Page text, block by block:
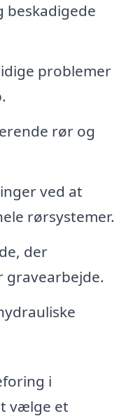
beskadigede
problemer
rør og
ved at
rørsystemer.
der
gravearbejde.
i
vælge et